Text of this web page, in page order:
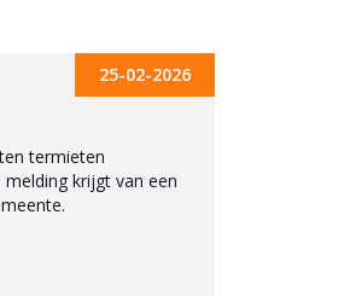
25-02-2026
termieten
krijgt van een